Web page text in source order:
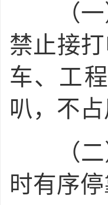
（一）
禁止接
车、工
叭，不
（二）
时有序